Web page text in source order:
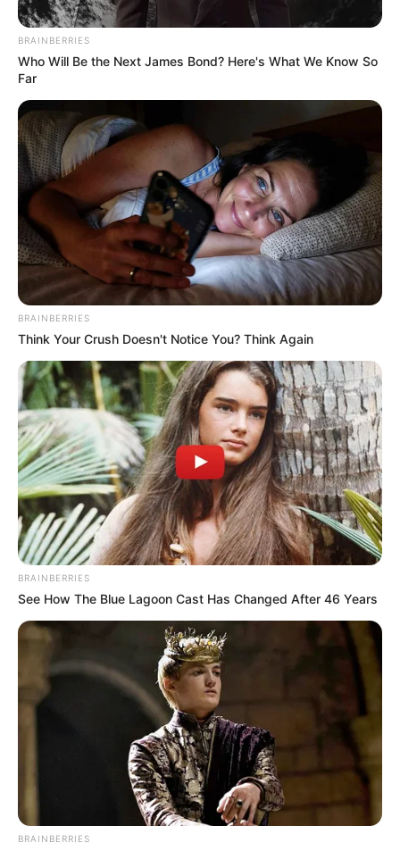
BRAINBERRIES
Who Will Be the Next James Bond? Here's What We Know So
Far
BRAINBERRIES
Think Your Crush Doesn't Notice You? Think Again
BRAINBERRIES
See How The Blue Lagoon Cast Has Changed After 46 Years
BRAINBERRIES